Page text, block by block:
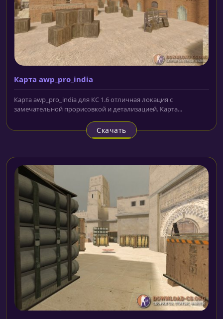
Карта awp_pro_india
Карта awp_pro_india для КС 1.6 отличная локация с
замечательной прорисовкой и детализацией. Карта...
Скачать